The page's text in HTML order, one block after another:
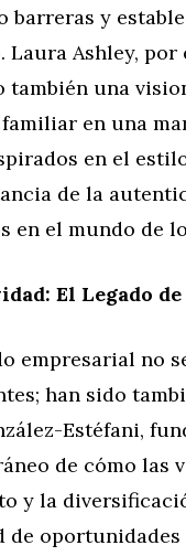
barreras y
Laura Ashley,
también una
en una
en el
de la
en el mundo de
El Legado
empresarial no
han sido
Estéfani,
de cómo las
y la
de